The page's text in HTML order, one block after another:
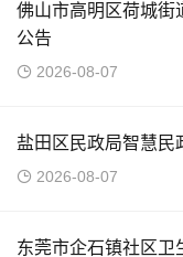
佛山市高明区荷城街
公告
2026-08-07
盐田区民政局智慧民
2026-08-07
东莞市企石镇社区卫